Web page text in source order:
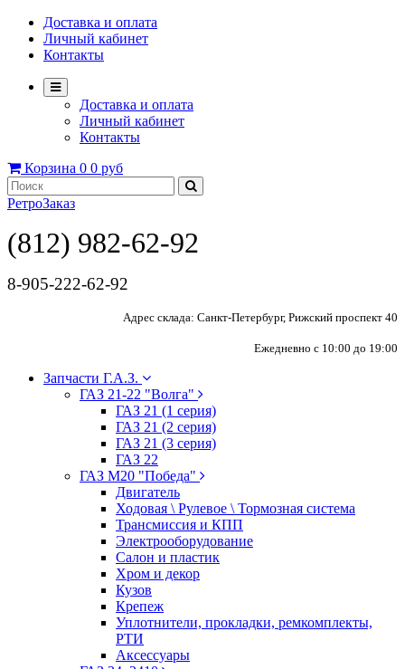
Доставка и оплата
Личный кабинет
Контакты
Доставка и оплата
Личный кабинет
Контакты
Корзина 0 0 руб
РетроЗаказ
(812) 982-62-92
8-905-222-62-92
Адрес склада: Санкт-Петербург, Рижский проспект 40
Ежедневно с 10:00 до 19:00
Запчасти Г.А.З.
ГАЗ 21-22 "Волга"
ГАЗ 21 (1 серия)
ГАЗ 21 (2 серия)
ГАЗ 21 (3 серия)
ГАЗ 22
ГАЗ М20 "Победа"
Двигатель
Ходовая \ Рулевое \ Тормозная система
Трансмиссия и КПП
Электрооборудование
Салон и пластик
Хром и декор
Кузов
Крепеж
Уплотнители, прокладки, ремкомплекты,
РТИ
Аксессуары